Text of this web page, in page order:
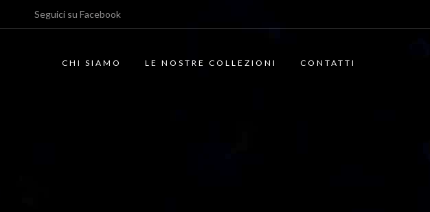
Seguici su Facebook
CHI SIAMO LE NOSTRE COLLEZIONI CONTATTI